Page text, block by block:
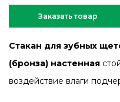
Заказать товар
Стакан для зубных
(бронза) настенная
воздействие влаги